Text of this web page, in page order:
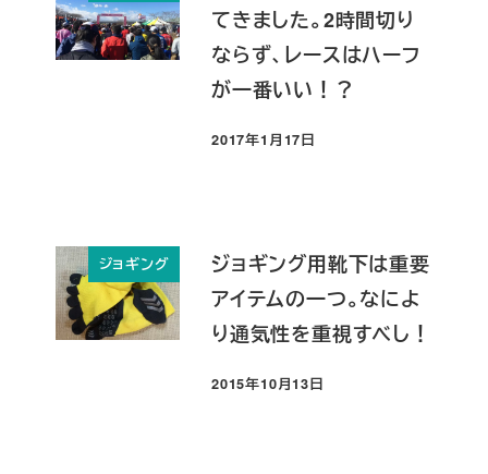
てきました。2時間切り
ならず、レースはハーフ
が一番いい！？
投稿日
2017年1月17日
ジョギング
ジョギング用靴下は重要
アイテムの一つ。なによ
り通気性を重視すべし！
投稿日
2015年10月13日